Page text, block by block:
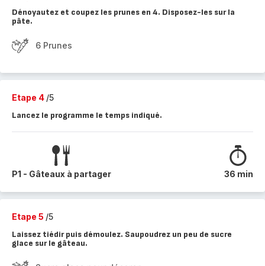
Dénoyautez et coupez les prunes en 4. Disposez-les sur la
pâte.
6 Prunes
Etape 4 /5
Lancez le programme le temps indiqué.
P1 - Gâteaux à partager 36 min
Etape 5 /5
Laissez tiédir puis démoulez. Saupoudrez un peu de sucre
glace sur le gâteau.